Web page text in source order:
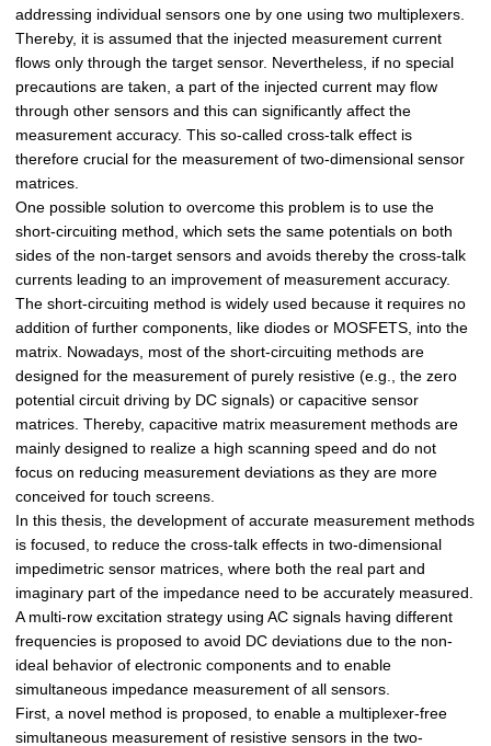
addressing individual sensors one by one using two multiplexers.
Thereby, it is assumed that the injected measurement current
flows only through the target sensor. Nevertheless, if no special
precautions are taken, a part of the injected current may flow
through other sensors and this can significantly affect the
measurement accuracy. This so-called cross-talk effect is
therefore crucial for the measurement of two-dimensional sensor
matrices.
One possible solution to overcome this problem is to use the
short-circuiting method, which sets the same potentials on both
sides of the non-target sensors and avoids thereby the cross-talk
currents leading to an improvement of measurement accuracy.
The short-circuiting method is widely used because it requires no
addition of further components, like diodes or MOSFETS, into the
matrix. Nowadays, most of the short-circuiting methods are
designed for the measurement of purely resistive (e.g., the zero
potential circuit driving by DC signals) or capacitive sensor
matrices. Thereby, capacitive matrix measurement methods are
mainly designed to realize a high scanning speed and do not
focus on reducing measurement deviations as they are more
conceived for touch screens.
In this thesis, the development of accurate measurement methods
is focused, to reduce the cross-talk effects in two-dimensional
impedimetric sensor matrices, where both the real part and
imaginary part of the impedance need to be accurately measured.
A multi-row excitation strategy using AC signals having different
frequencies is proposed to avoid DC deviations due to the non-
ideal behavior of electronic components and to enable
simultaneous impedance measurement of all sensors.
First, a novel method is proposed, to enable a multiplexer-free
simultaneous measurement of resistive sensors in the two-